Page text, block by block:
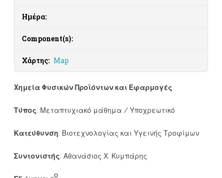
Ημέρα:
Component(s):
Χάρτης: Map
Χημεία Φυσικών Προϊόντων και Εφαρμογές
Τύπος: Μεταπτυχιακό μάθημα / Υποχρεωτικό
Κατεύθυνση: Βιοτεχνολογίας και Υγεινής Τροφίμων
Συντονιστής: Αθανάσιος Χ. Κυμπάρης
ο